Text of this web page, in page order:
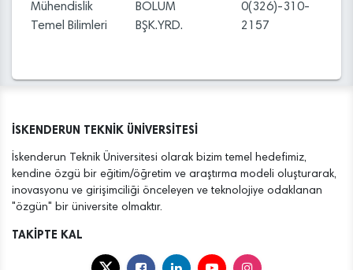
Mühendislik
Temel Bilimleri
BÖLÜM
BŞK.YRD.
0(326)-310-
2157
İSKENDERUN TEKNİK ÜNİVERSİTESİ
İskenderun Teknik Üniversitesi olarak bizim temel hedefimiz,
kendine özgü bir eğitim/öğretim ve araştırma modeli oluşturarak,
inovasyonu ve girişimciliği önceleyen ve teknolojiye odaklanan
"özgün" bir üniversite olmaktır.
TAKİPTE KAL